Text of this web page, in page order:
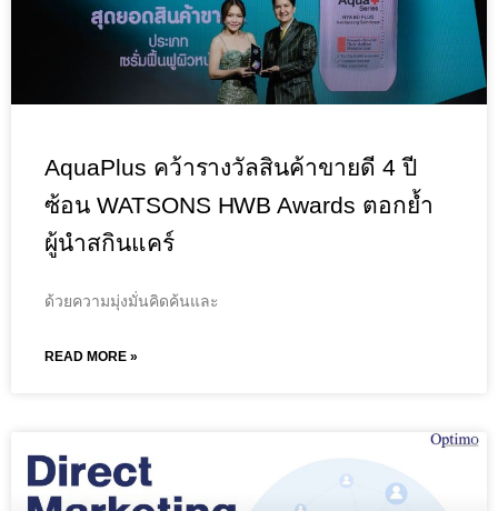
AquaPlus คว้ารางวัลสินค้าขายดี 4 ปี
ซ้อน WATSONS HWB Awards ตอกย้ำ
ผู้นำสกินแคร์
ด้วยความมุ่งมั่นคิดค้นและ
READ MORE »